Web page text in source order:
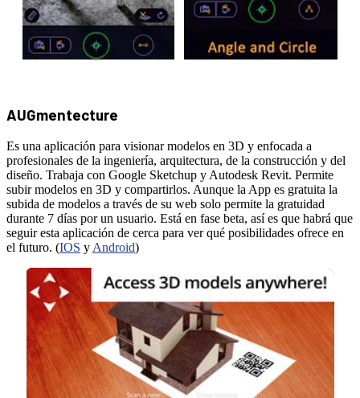
AUGmentecture
Es una aplicación para visionar modelos en 3D y enfocada a
profesionales de la ingeniería, arquitectura, de la construcción y del
diseño. Trabaja con Google Sketchup y Autodesk Revit. Permite
subir modelos en 3D y compartirlos. Aunque la App es gratuita la
subida de modelos a través de su web solo permite la gratuidad
durante 7 días por un usuario. Está en fase beta, así es que habrá que
seguir esta aplicación de cerca para ver qué posibilidades ofrece en
el futuro. (IOS y Android)